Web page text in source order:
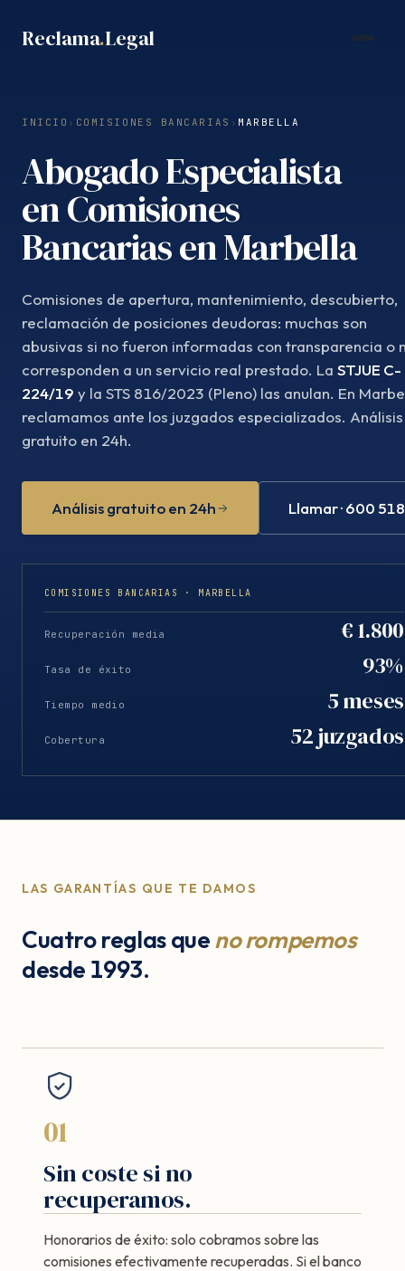
Reclama.Legal
INICIO › COMISIONES BANCARIAS › MARBELLA
Abogado Especialista
en Comisiones
Bancarias en Marbella
Comisiones de apertura, mantenimiento, descubierto,
reclamación de posiciones deudoras: muchas son
abusivas si no fueron informadas con transparencia o
corresponden a un servicio real prestado. La STJUE C-
224/19 y la STS 816/2023 (Pleno) las anulan. En
reclamamos ante los juzgados especializados. Análisis
gratuito en 24h.
Análisis gratuito en 24h Llamar · 600
COMISIONES BANCARIAS · MARBELLA
Recuperación media € 1.800
Tasa de éxito 93%
Tiempo medio 5 meses
Cobertura 52 juzgados
LAS GARANTÍAS QUE TE DAMOS
Cuatro reglas queno rompemos
desde 1993.
01
Sin coste si no
recuperamos.
Honorarios de éxito: solo cobramos sobre las
comisiones efectivamente recuperadas. Si el banco